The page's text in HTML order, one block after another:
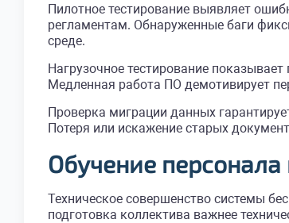
Пилотное тестирование выявляет
регламентам. Обнаруженные баги
среде.
Нагрузочное тестирование
Медленная работа ПО демотивирует
Проверка миграции данных
Потеря или искажение старых
Обучение
Техническое совершенство системы
подготовка коллектива важнее